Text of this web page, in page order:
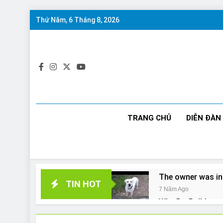
Skip
Thứ Năm, 6 Tháng 8, 2026
TRANG CHỦ DIỄN ĐÀN
TIN HOT
The owner was
7 Năm Ago
Why Do
7 Năm Ago